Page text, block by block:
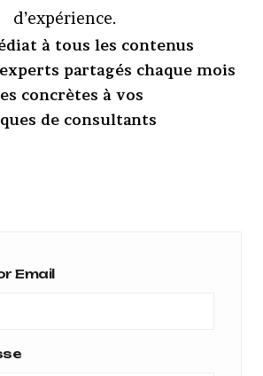
d’expérience.
à tous les contenus
partagés chaque mois
concrètes à vos
de consultants
Email